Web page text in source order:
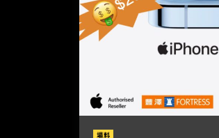
場料